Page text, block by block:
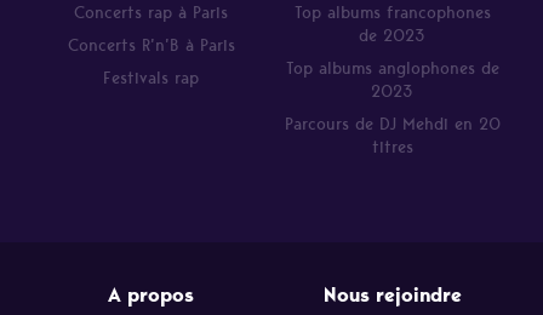
Concerts rap à Paris
Concerts R’n’B à Paris
Festivals rap
Top albums francophones
de 2023
Top albums anglophones de
2023
Parcours de DJ Mehdi en 20
titres
A propos Nous rejoindre